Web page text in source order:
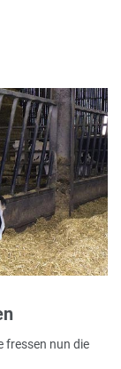
fressen nun die